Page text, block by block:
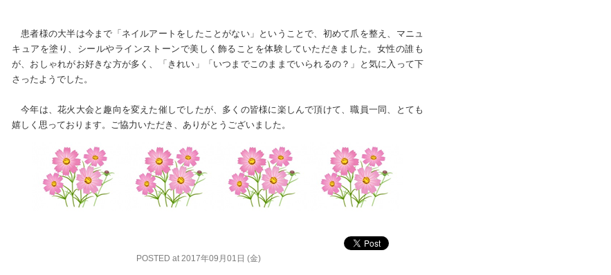
患者様の大半は今まで「ネイルアートをしたことがない」ということで、初めて爪を整え、マニュ
キュアを塗り、シールやラインストーンで美しく飾ることを体験していただきました。女性の誰も
が、おしゃれがお好きな方が多く、「きれい」「いつまでこのままでいられるの？」と気に入って下
さったようでした。
今年は、花火大会と趣向を変えた催しでしたが、多くの皆様に楽しんで頂けて、職員一同、とても
嬉しく思っております。ご協力いただき、ありがとうございました。
POSTED at 2017年09月01日 (金)